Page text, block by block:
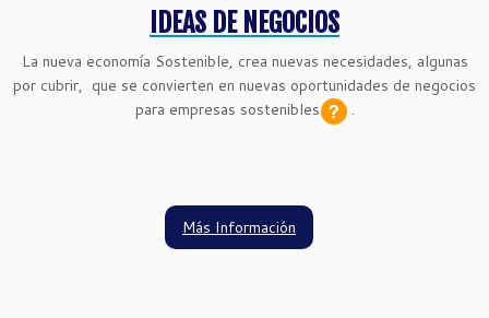
IDEAS DE NEGOCIOS
La nueva economía Sostenible, crea nuevas necesidades, algunas
por cubrir, que se convierten en nuevas oportunidades de negocios
para empresas sostenibles .
Más Información